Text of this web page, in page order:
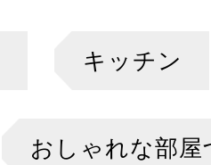
キッチン
おしゃれな部屋